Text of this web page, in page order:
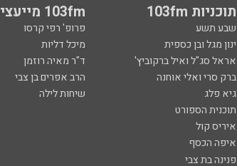
תוכניות 103fm 103fm מייעצים
שבע תשע פרופ' רפי קרסו
ינון מגל ובן כספית
מיכל דליות
אראל סג"ל ואיל ברקוביץ'
ד"ר מאיה רוזמן
ברק סרי ואלי אוחנה
הרב אפרים בן צבי
גיא פלג
שיחות לילה
תוכנית הספורט
איריס קול
איפה הכסף
פנינה בת צבי